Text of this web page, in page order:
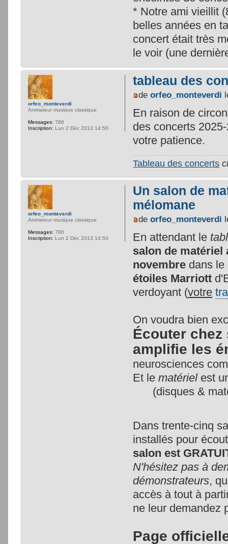
* Notre ami vieillit
belles années en
concert était très
le voir (une
tableau des
deorfeo_monteverdi
En raison de
des concerts
votre patience.
Tableau des concerts
orfeo_monteverdi
Animateur musique classique
Messages: 786
Inscription: Lun 2 Déc 2013 14:50
Un salon de
mélomane
deorfeo_monteverdi
En attendant le
salon de matériel
novembre dans le
étoiles Marriott
verdoyant (votre
On voudra bien
Écouter
amplifie les
neurosciences
Et lematérielest
(disques &
Dans trente-cinq
installés pour
salon est
N'hésitez pas à
démonstrateurs,
accès à tout à
ne leur demandez
Page
orfeo_monteverdi
Animateur musique classique
Messages: 786
Inscription: Lun 2 Déc 2013 14:50